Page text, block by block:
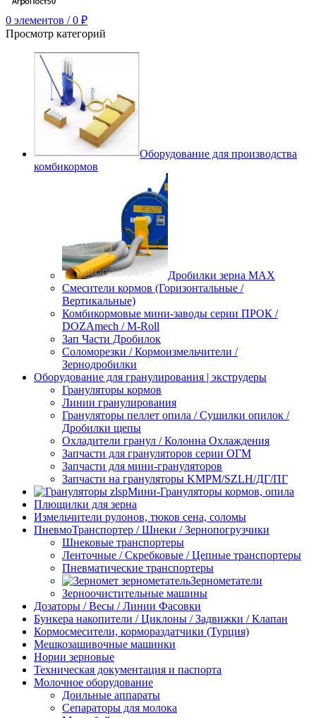
0 элементов / 0 ₽
Просмотр категорий
Оборудование для производства
комбикормов
Дробилки зерна МАХ
Смесители кормов (Горизонтальные /
Вертикальные)
Комбикормовые мини-заводы серии ПРОК /
DOZAmech / M-Roll
Зап Части Дробилок
Соломорезки / Кормоизмельчители /
Зернодробилки
Оборудование для гранулирования | экструдеры
Грануляторы кормов
Линии гранулирования
Грануляторы пеллет опила / Сушилки опилок /
Дробилки щепы
Охладители гранул / Колонна Охлаждения
Запчасти для грануляторов серии ОГМ
Запчасти для мини-грануляторов
Запчасти на грануляторы KMPM/SZLH/ДГ/ПГ
Мини-Грануляторы кормов, опила
Плющилки для зерна
Измельчители рулонов, тюков сена, соломы
ПневмоТранспортер / Шнеки / Зернопогрузчики
Шнековые транспортеры
Ленточные / Скребковые / Цепные транспортеры
Пневматические транспортеры
Зернометатели
Зерноочистительные машины
Дозаторы / Весы / Линии Фасовки
Бункера накопители / Циклоны / Задвижки / Клапан
Кормосмесители, кормораздатчики (Турция)
Мешкозашивочные машинки
Нории зерновые
Техническая документация и паспорта
Молочное оборудование
Доильные аппараты
Сепараторы для молока